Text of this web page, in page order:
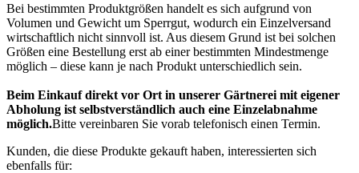
Bei bestimmten Produktgrößen handelt es sich aufgrund von
Volumen und Gewicht um Sperrgut, wodurch ein Einzelversand
wirtschaftlich nicht sinnvoll ist. Aus diesem Grund ist bei solchen
Größen eine Bestellung erst ab einer bestimmten Mindestmenge
möglich – diese kann je nach Produkt unterschiedlich sein.
Beim Einkauf direkt vor Ort in unserer Gärtnerei mit eigener
Abholung ist selbstverständlich auch eine Einzelabnahme
möglich.Bitte vereinbaren Sie vorab telefonisch einen Termin.
Kunden, die diese Produkte gekauft haben, interessierten sich
ebenfalls für: